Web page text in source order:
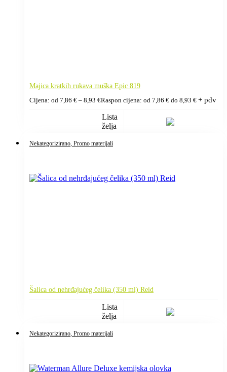
Majica kratkih rukava muška Epic 819
Cijena: od 7,86 € – 8,93 €Raspon cijena: od 7,86 € do 8,93 € + pdv
Lista
želja
Nekategorizirano , Promo materijali
Šalica od nehrđajućeg čelika (350 ml) Reid
Lista
želja
Nekategorizirano , Promo materijali